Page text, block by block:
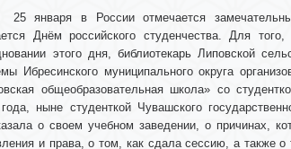
25 января в России отмечается
Днём российского студенчества. Для
этого дня, библиотекарь Липовской
Ибресинского муниципального округа
общеобразовательная школа» со
ныне студенткой Чувашского
о своем учебном заведении, о причинах,
и права, о том, как сдала сессию, а также о